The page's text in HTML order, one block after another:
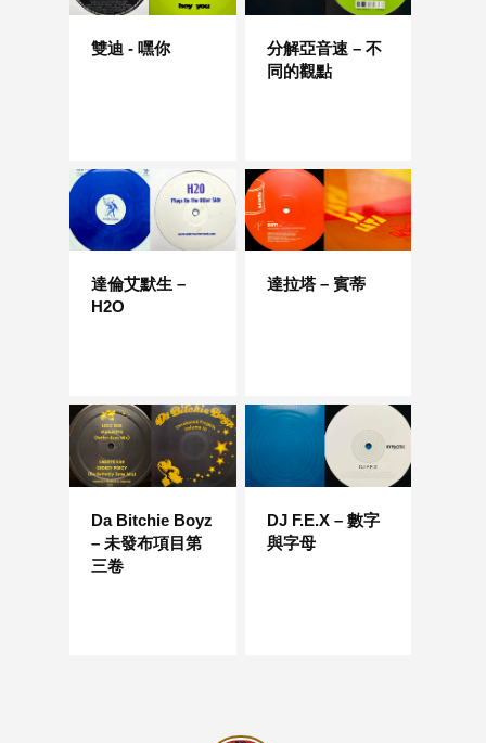
雙迪 - 嘿你
分解亞音速 – 不
同的觀點
達倫艾默生 –
H2O
達拉塔 – 賓蒂
Da Bitchie Boyz
– 未發布項目第
三卷
DJ F.E.X – 數字
與字母